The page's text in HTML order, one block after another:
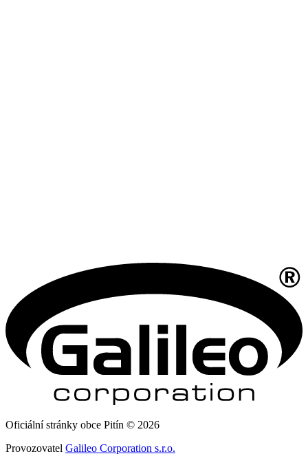
Oficiální stránky obce Pitín © 2026
Provozovatel Galileo Corporation s.r.o.